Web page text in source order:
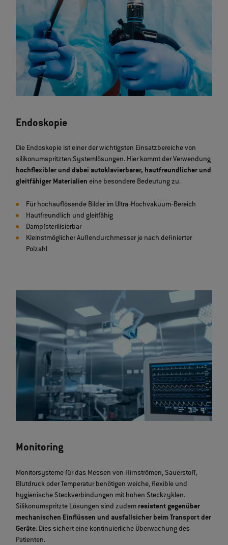
Endoskopie
Die Endoskopie ist einer der wichtigsten Einsatzbereiche von
silikonumspritzten Systemlösungen. Hier kommt der Verwendung
hochflexibler und dabei autoklavierbarer, hautfreundlicher und
gleitfähiger Materialien eine besondere Bedeutung zu.
Für hochauflösende Bilder im Ultra‐Hochvakuum‐Bereich
Hautfreundlich und gleitfähig
Dampfsterilisierbar
Kleinstmöglicher Außendurchmesser je nach definierter
Polzahl
Monitoring
Monitorsysteme für das Messen von Hirnströmen, Sauerstoff,
Blutdruck oder Temperatur benötigen weiche, flexible und
hygienische Steckverbindungen mit hohen Steckzyklen.
Silikonumspritzte Lösungen sind zudem resistent gegenüber
mechanischen Einflüssen und ausfallsicher beim Transport der
Geräte. Dies sichert eine kontinuierliche Überwachung des
Patienten.